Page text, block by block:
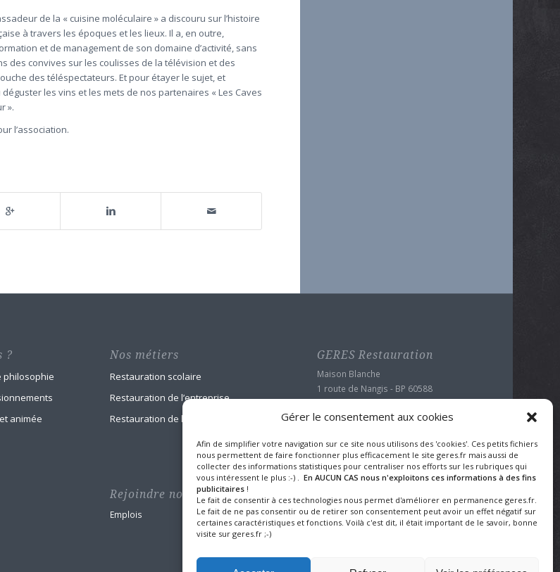
Gérer le consentement aux cookies
Afin de simplifier votre navigation sur ce site nous utilisons des 'cookies'. Ces petits fichiers
nous permettent de faire fonctionner plus efficacement le site geres.fr mais aussi de
collecter des informations statistiques pour centraliser nos efforts sur les rubriques qui
vous intéressent le plus :-) . En AUCUN CAS nous n'exploitons ces informations à des fins
publicitaires !
Le fait de consentir à ces technologies nous permet d'améliorer en permanence geres.fr.
Le fait de ne pas consentir ou de retirer son consentement peut avoir un effet négatif sur
certaines caractéristiques et fonctions. Voilà c'est dit, il était important de le savoir, bonne
visite sur geres.fr ;-)
de la « cuisine moléculaire » a discouru sur l’histoire
à travers les époques et les lieux. Il a, en outre,
et de management de son domaine d’activité, sans
des convives sur les coulisses de la télévision et des
des téléspectateurs. Et pour étayer le sujet, et
les vins et les mets de nos partenaires « Les Caves
».
l’association.
?
philosophie
animée
Nos métiers
Restauration scolaire
Restauration de l’entreprise
Restauration de la santé
Rejoindre nos équipes
Emplois
GERES Restauration
Maison Blanche
1 route de Nangis - BP 60588
Tel : 01 64 10 22 90
Mentions légales et protection des
données